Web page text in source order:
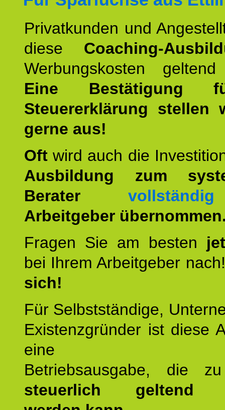
Privatkunden und
diese Coaching-
Werbungskosten
Eine Bestätigung
Steuererklärung stellen
gerne aus!
Oft wird auch die
Ausbildung zum
Berater vollständig
Arbeitgeber
Fragen Sie am besten
bei Ihrem Arbeitgeber
sich!
Für Selbstständige,
Existenzgründer ist diese
eine
Betriebsausgabe, die
steuerlich geltend